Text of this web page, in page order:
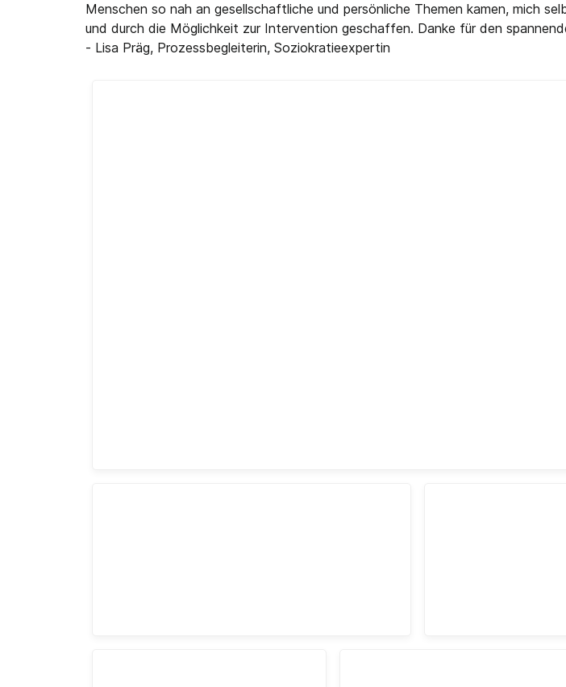
Menschen so nah an gesellschaftliche und persönliche Themen kamen, mich
und durch die Möglichkeit zur Intervention geschaffen. Danke für den
- Lisa Präg, Prozessbegleiterin, Soziokratieexpertin